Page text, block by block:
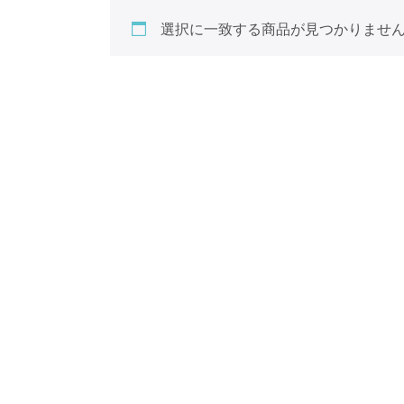
選択に一致する商品が見つかりません